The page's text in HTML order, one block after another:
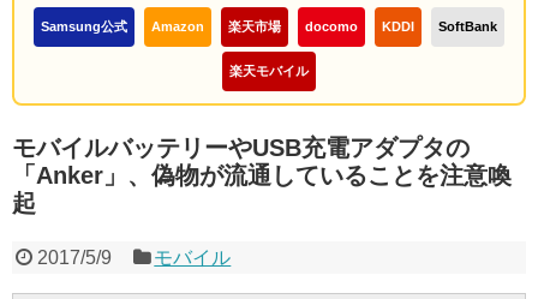
Samsung公式 Amazon 楽天市場 docomo KDDI SoftBank
楽天モバイル
モバイルバッテリーやUSB充電アダプタの
「Anker」、偽物が流通していることを注意喚
起
2017/5/9 モバイル